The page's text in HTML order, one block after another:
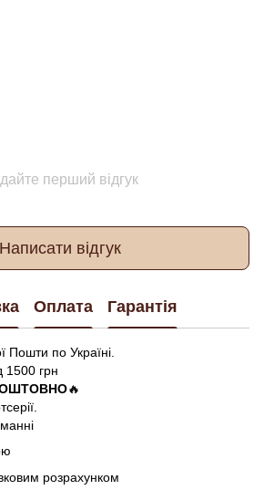
перший відгук
Написати відгук
Оплата Гарантія
по Україні.
1500 грн
🔥
розрахунком